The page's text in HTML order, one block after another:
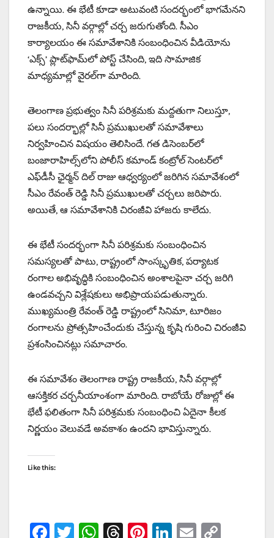
ఉన్నాయి. ఈ భేటీ కూడా అటువంటి సందర్భంలో భాగమేనని
రాజకీయ, సినీ వర్గాల్లో చర్చ జరుగుతోంది. సీఎం
కార్యాలయం ఈ సమావేశానికి సంబంధించిన వీడియోను
‘ఎక్స్’ ప్లాట్‌ఫామ్‌లో పోస్ట్ చేసింది, ఇది సామాజిక
మాధ్యమాల్లో వైరల్‌గా మారింది.
తెలంగాణ ప్రభుత్వం సినీ పరిశ్రమకు మద్దతుగా నిలుస్తూ,
పలు సందర్భాల్లో సినీ ప్రముఖులతో సమావేశాలు
నిర్వహించిన విషయం తెలిసిందే. గత డిసెంబర్‌లో
బంజారాహిల్స్‌లోని పోలీస్ కమాండ్ కంట్రోల్ సెంటర్‌లో
ఎఫ్‌డీసీ ఛైర్మన్ దిల్ రాజు ఆధ్వర్యంలో జరిగిన సమావేశంలో
సీఎం రేవంత్ రెడ్డి సినీ ప్రముఖులతో చర్చలు జరిపారు.
అయితే, ఆ సమావేశానికి చిరంజీవి హాజరు కాలేదు.
ఈ భేటీ సందర్భంగా సినీ పరిశ్రమకు సంబంధించిన
సమస్యలతో పాటు, రాష్ట్రంలో సాంస్కృతిక, పర్యాటక
రంగాల అభివృద్ధికి సంబంధించిన అంశాలపైనా చర్చ జరిగి
ఉండవచ్చని విశ్లేషకులు అభిప్రాయపడుతున్నారు.
ముఖ్యమంత్రి రేవంత్ రెడ్డి రాష్ట్రంలో సినిమా, టూరిజం
రంగాలను ప్రోత్సహించేందుకు చేస్తున్న కృషి గురించి చిరంజీవి
ప్రశంసించినట్లు సమాచారం.
ఈ సమావేశం తెలంగాణ రాష్ట్ర రాజకీయ, సినీ వర్గాల్లో
ఆసక్తికర చర్చనీయాంశంగా మారింది. రాబోయే రోజుల్లో ఈ
భేటీ ఫలితంగా సినీ పరిశ్రమకు సంబంధించి ఏదైనా కీలక
నిర్ణయం వెలువడే అవకాశం ఉందని భావిస్తున్నారు.
Like this:
F
T
W T
Pi Li
E